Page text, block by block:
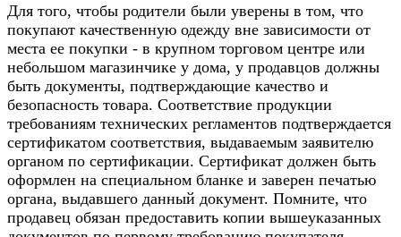
Для того, чтобы родители были уверены в том, что
покупают качественную одежду вне зависимости от
места ее покупки - в крупном торговом центре или
небольшом магазинчике у дома, у продавцов должны
быть документы, подтверждающие качество и
безопасность товара. Соответствие продукции
требованиям технических регламентов подтверждается
сертификатом соответствия, выдаваемым заявителю
органом по сертификации. Сертификат должен быть
оформлен на специальном бланке и заверен печатью
органа, выдавшего данный документ. Помните, что
продавец обязан предоставить копии вышеуказанных